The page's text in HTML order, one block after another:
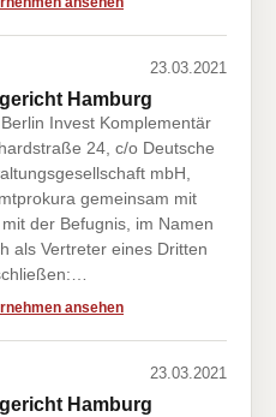
23.03.2021
Hamburg
Invest Komplementär
24, c/o Deutsche
mbH,
gemeinsam mit
der Befugnis, im Namen
als Vertreter eines Dritten
ansehen
23.03.2021
Hamburg